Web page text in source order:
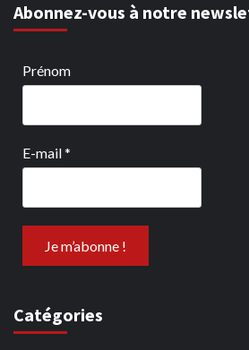
Abonnez-vous à notre
Prénom
E-mail*
Catégories